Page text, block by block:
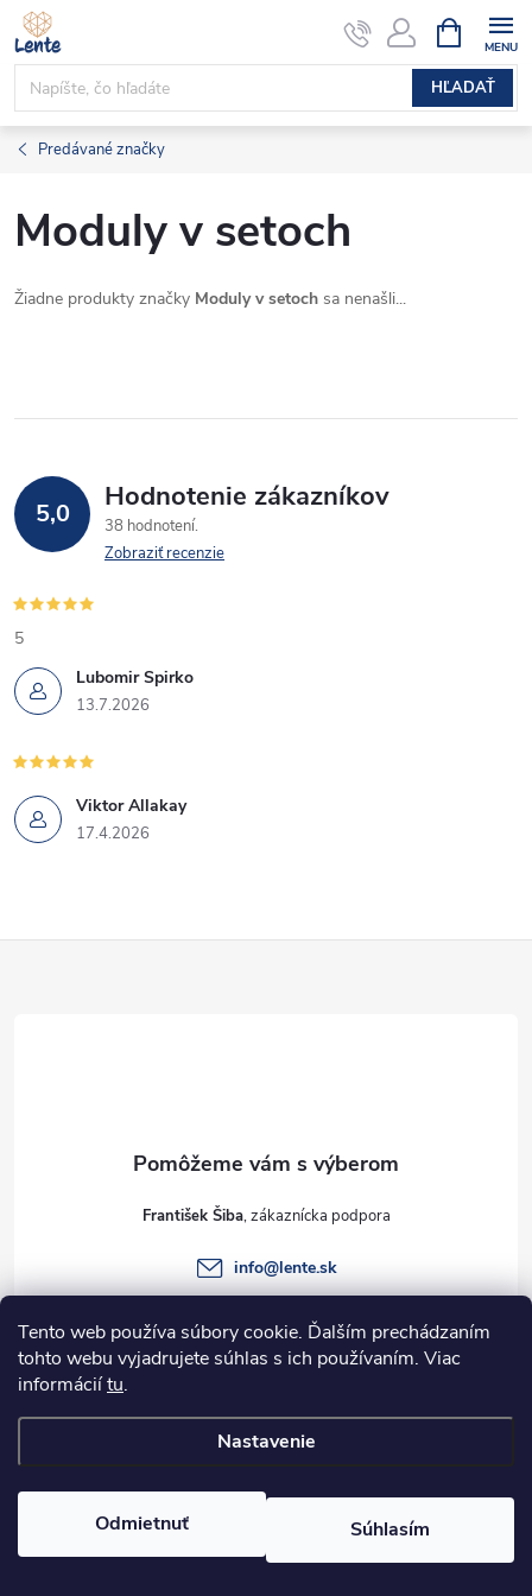
Tento web používa súbory cookie. Ďalším prechádzaním
tohto webu vyjadrujete súhlas s ich používaním. Viac
informáciítu.
Nastavenie
Odmietnuť Súhlasím
Prejsť
na
obsah
HĽADAŤ
KOŠÍK
Predávané značky
Moduly v setoch
Žiadne produkty značky Moduly v setoch sa nenašli...
5,0 Hodnotenie zákazníkov
38 hodnotení
Zobraziť recenzie
Lubomir Spirko
13.7.2026
5
Viktor Allakay
17.4.2026
e
František Šiba
info@lente.sk
Informácie pre vás
. Všetky práva vyhradené.